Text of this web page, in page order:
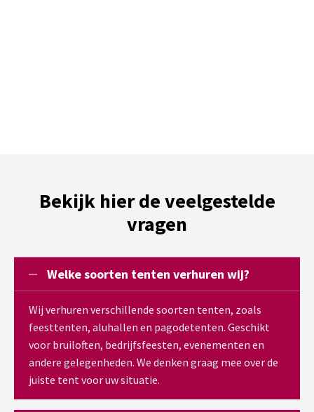
Bekijk hier de veelgestelde
vragen
Welke soorten tenten verhuren wij?
Wij verhuren verschillende soorten tenten, zoals
feesttenten, aluhallen en pagodetenten. Geschikt
voor bruiloften, bedrijfsfeesten, evenementen en
andere gelegenheden. We denken graag mee over de
juiste tent voor uw situatie.